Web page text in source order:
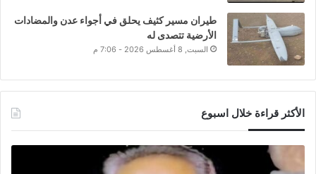
طيران مسير كثيف يحلق في أجواء عدن والمضادات
الأرضية تتصدى له
السبت, 8 أغسطس 2026 - 7:06 م
الأكثر قراءة خلال اسبوع